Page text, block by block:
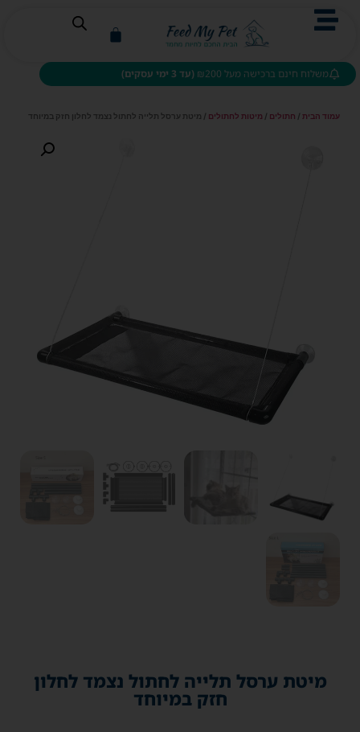
משלוח חינם ברכישה מעל ₪200 (עד 3 ימי עסקים)
מיטת ערסל תלייה לחתול נצמד לחלון
חזק במיוחד
עמוד הבית / חתולים / מיטות לחתולים / מיטת ערסל תלייה לחתול נצמד לחלון חזק במיוחד